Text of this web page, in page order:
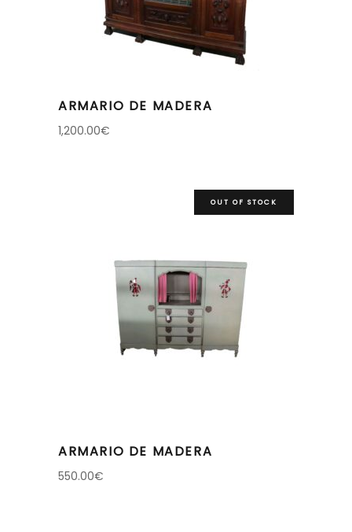
ARMARIO DE MADERA
1,200.00€
OUT OF STOCK
ARMARIO DE MADERA
550.00€